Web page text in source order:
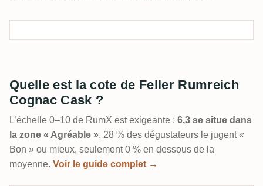
Quelle est la cote de Feller Rumreich
Cognac Cask ?
L’échelle 0–10 de RumX est exigeante : 6,3 se situe dans
la zone « Agréable ». 28 % des dégustateurs le jugent «
Bon » ou mieux, seulement 0 % en dessous de la
moyenne. Voir le guide complet →